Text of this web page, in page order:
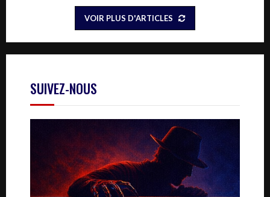
VOIR PLUS D'ARTICLES
SUIVEZ-NOUS